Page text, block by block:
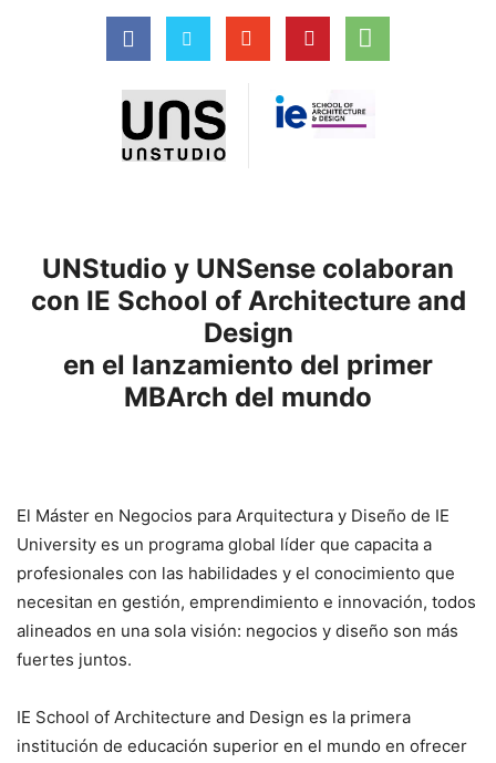
UNStudio y UNSense colaboran
con IE School of Architecture and
Design
en el lanzamiento del primer
MBArch del mundo
El Máster en Negocios para Arquitectura y Diseño de IE
University es un programa global líder que capacita a
profesionales con las habilidades y el conocimiento que
necesitan en gestión, emprendimiento e innovación, todos
alineados en una sola visión: negocios y diseño son más
fuertes juntos.
IE School of Architecture and Design es la primera
institución de educación superior en el mundo en ofrecer